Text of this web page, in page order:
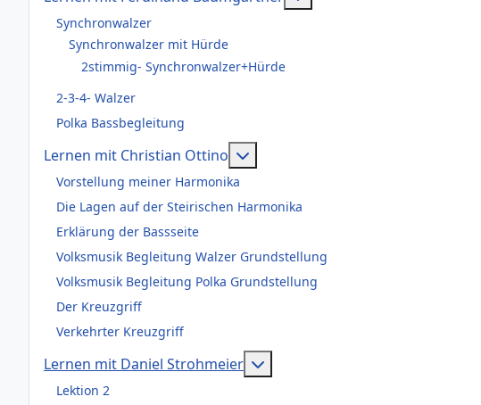
Synchronwalzer
Synchronwalzer mit Hürde
2stimmig- Synchronwalzer+Hürde
2-3-4- Walzer
Polka Bassbegleitung
Lernen mit Christian Ottino
Vorstellung meiner Harmonika
Die Lagen auf der Steirischen Harmonika
Erklärung der Bassseite
Volksmusik Begleitung Walzer Grundstellung
Volksmusik Begleitung Polka Grundstellung
Der Kreuzgriff
Verkehrter Kreuzgriff
Lernen mit Daniel Strohmeier
Lektion 2